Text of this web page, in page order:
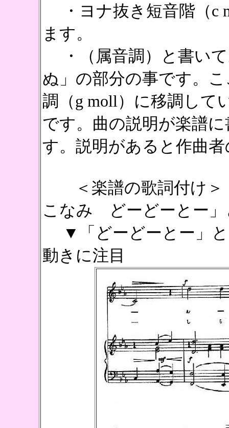
・ヨナ抜き短音階（c
ます。
・（属音調）と書い
ぬ」の部分の事です。
調（g moll）に移調して
です。曲の説明が楽譜
す。説明があると作曲
＜楽譜の歌詞付け＞
こなみ どーどーとー」
▼「どーどーとー」と
動きに注目